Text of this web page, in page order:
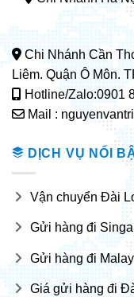
Chi Nhánh Cần
Liêm. Quận Ô Môn.
Hotline/Zalo:0901
Mail :
DỊCH VỤ NỔI
Vận chuyển Đài
Gửi hàng đi
Gửi hàng đi
Giá gửi hàng đi